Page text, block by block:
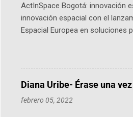
ActInSpace Bogotá: innovación
innovación espacial con el
Espacial Europea en soluciones
emprendedores y estudiantes.
más de 60 ciudades, donde
datos orbitales. En Bogotá,
Diana Uribe- Érase una
febrero 05, 2022